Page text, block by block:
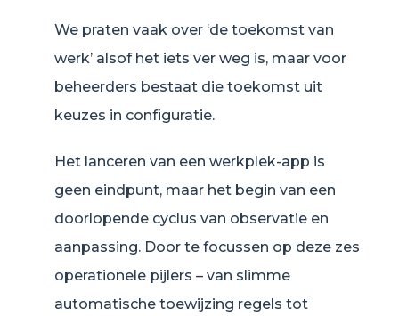
We praten vaak over ‘de toekomst van
werk’ alsof het iets ver weg is, maar voor
beheerders bestaat die toekomst uit
keuzes in configuratie.
Het lanceren van een werkplek-app is
geen eindpunt, maar het begin van een
doorlopende cyclus van observatie en
aanpassing. Door te focussen op deze zes
operationele pijlers – van slimme
automatische toewijzing regels tot